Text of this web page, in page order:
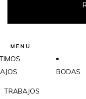
MENU
TRABAJOS
BODAS